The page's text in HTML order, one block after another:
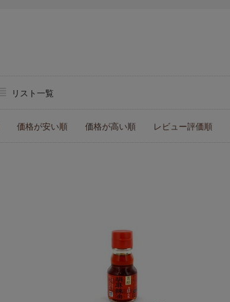
リスト一覧
価格が安い順 価格が高い順 レビュー評価順